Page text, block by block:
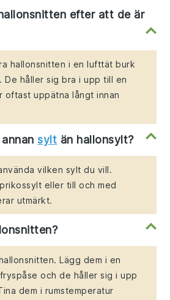
efter att de är
hallonsnitten i en lufttät burk
De håller sig bra i upp till en
oftast uppätna långt innan
annansylt än hallonsylt?
vilken sylt du vill.
eller till och med
utmärkt.
Lägg dem i en
och de håller sig i upp
dem i rumstemperatur